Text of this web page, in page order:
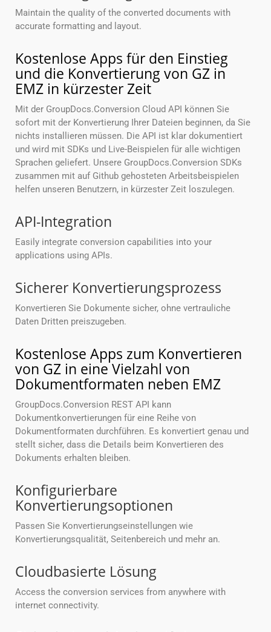
Maintain the quality of the converted documents with
accurate formatting and layout.
Kostenlose Apps für den Einstieg
und die Konvertierung von GZ in
EMZ in kürzester Zeit
Mit der GroupDocs.Conversion Cloud API können Sie
sofort mit der Konvertierung Ihrer Dateien beginnen, da Sie
nichts installieren müssen. Die API ist klar dokumentiert
und wird mit SDKs und Live-Beispielen für alle wichtigen
Sprachen geliefert. Unsere GroupDocs.Conversion SDKs
zusammen mit auf Github gehosteten Arbeitsbeispielen
helfen unseren Benutzern, in kürzester Zeit loszulegen.
API-Integration
Easily integrate conversion capabilities into your
applications using APIs.
Sicherer Konvertierungsprozess
Konvertieren Sie Dokumente sicher, ohne vertrauliche
Daten Dritten preiszugeben.
Kostenlose Apps zum Konvertieren
von GZ in eine Vielzahl von
Dokumentformaten neben EMZ
GroupDocs.Conversion REST API kann
Dokumentkonvertierungen für eine Reihe von
Dokumentformaten durchführen. Es konvertiert genau und
stellt sicher, dass die Details beim Konvertieren des
Dokuments erhalten bleiben.
Konfigurierbare
Konvertierungsoptionen
Passen Sie Konvertierungseinstellungen wie
Konvertierungsqualität, Seitenbereich und mehr an.
Cloudbasierte Lösung
Access the conversion services from anywhere with
internet connectivity.